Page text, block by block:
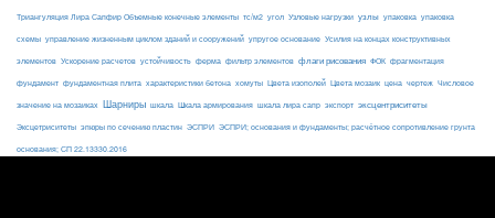
Триангуляция Лира Сапфир Объемные конечные элементы тс/м2 угол Узловые нагрузки узлы упаковка упаковка
схемы управление жизненным циклом зданий и сооружений упругое основание Усилия на концах конструктивных
элементов Ускорение расчетов устойчивость ферма фильтр элементов флаги рисования ФОК фрагментация
фундамент фундаментная плита характеристики бетона хомуты Цвета изополей Цвета мозаик цена чертеж Числовое
значение на мозаиках Шарниры шкала Шкала армирования шкала лира сапр экспорт эксцентриситеты
Эксцетриситеты эпюры по сечению пластин ЭСПРИ ЭСПРИ; основания и фундаменты; расчётное сопротивление грунта
основания; СП 22.13330.2016